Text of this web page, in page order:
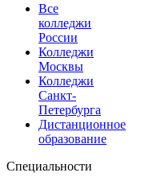
Все
колледжи
России
Колледжи
Москвы
Колледжи
Санкт-
Петербурга
Дистанционное
образование
Специальности